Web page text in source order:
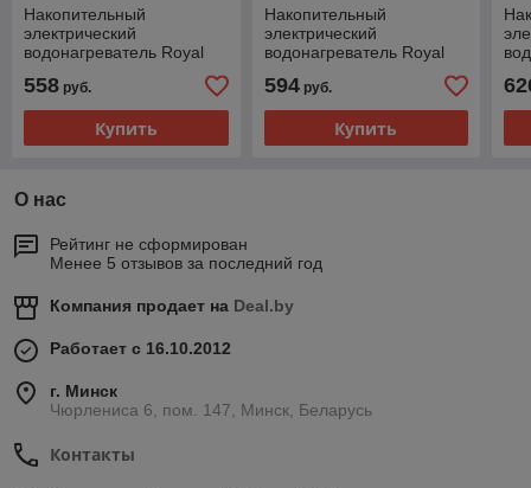
Накопительный
электрический
водонагреватель Royal
SG50-FS
558 руб.
Купить
Накопительный
электрический
водонагреватель Royal
RWH-SGD50-FS
594руб.
Купить
О нас
Рейтинг не сформирован
Менее 5 отзывов за последний год
Компания продает на Deal.by
Работает с 16.10.2012
г. Минск
Чюрлениса 6, пом. 147, Минск, Беларусь
Контакты